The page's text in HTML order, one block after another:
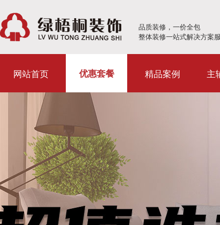
品质装修，一价全包
整体装修一站式解决方案
网站首页 优惠套餐 精品案例 主